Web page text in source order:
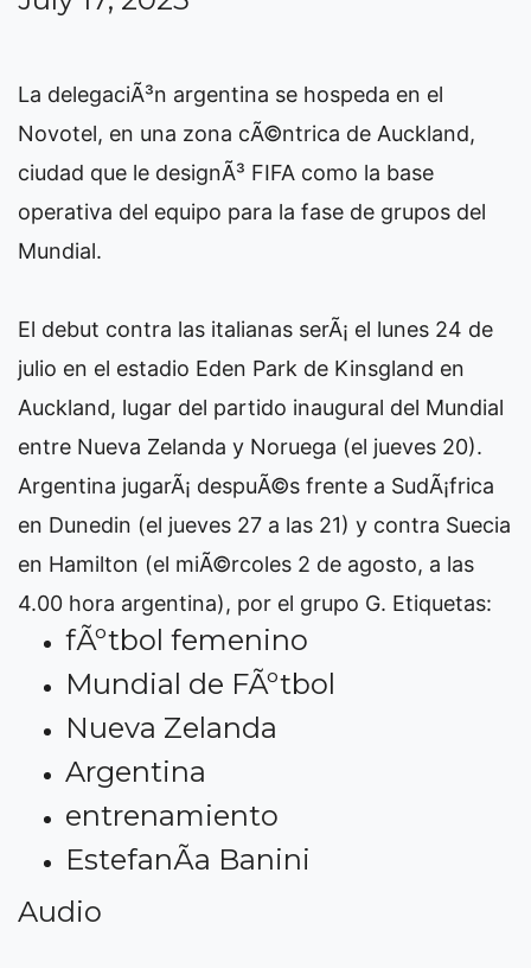
La delegaciÃ³n argentina se hospeda en el
Novotel, en una zona cÃ©ntrica de Auckland,
ciudad que le designÃ³ FIFA como la base
operativa del equipo para la fase de grupos del
Mundial.
El debut contra las italianas serÃ¡ el lunes 24 de
julio en el estadio Eden Park de Kinsgland en
Auckland, lugar del partido inaugural del Mundial
entre Nueva Zelanda y Noruega (el jueves 20).
Argentina jugarÃ¡ despuÃ©s frente a SudÃ¡frica
en Dunedin (el jueves 27 a las 21) y contra Suecia
en Hamilton (el miÃ©rcoles 2 de agosto, a las
4.00 hora argentina), por el grupo G. Etiquetas:
fÃºtbol femenino
Mundial de FÃºtbol
Nueva Zelanda
Argentina
entrenamiento
EstefanÃ­a Banini
Audio